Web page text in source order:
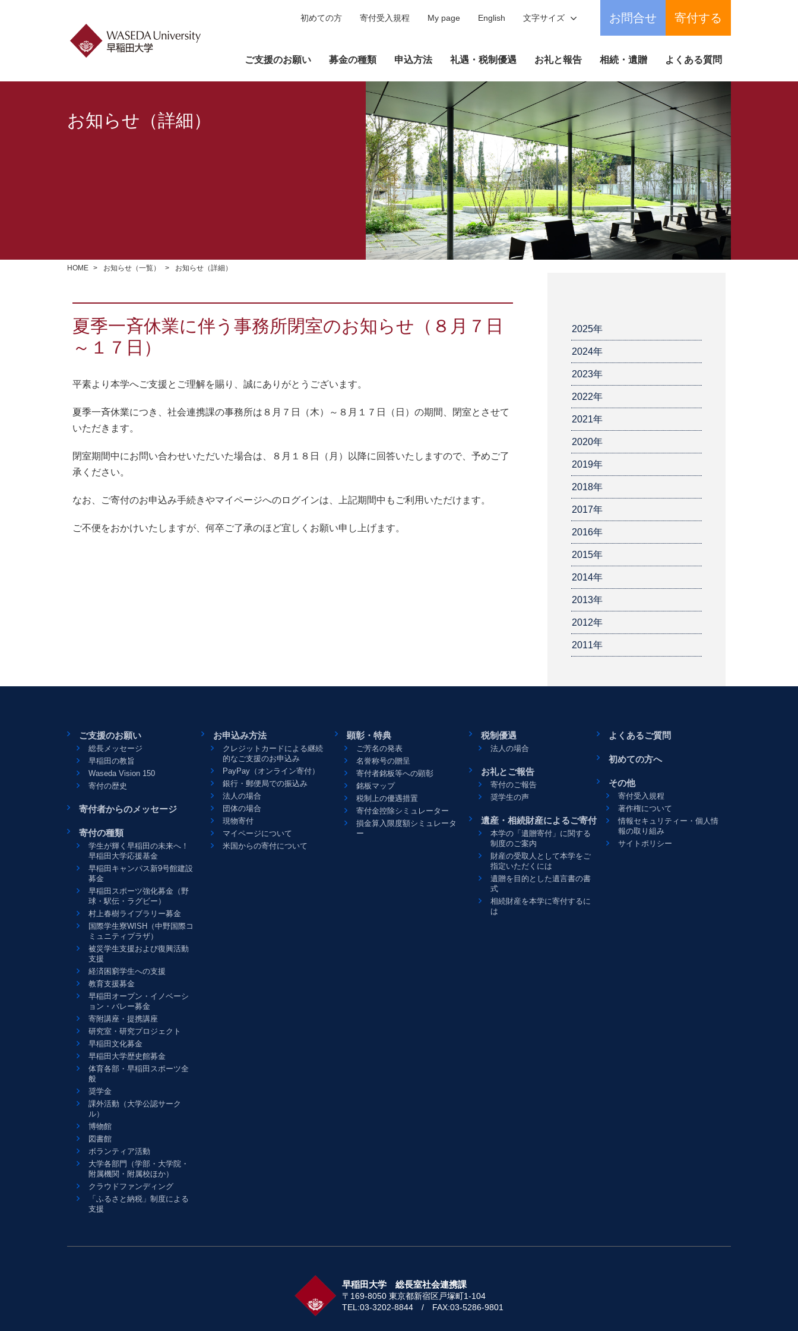
初めての方 寄付受入規程 My page English 文字サイズ お問合せ 寄付する
ご支援のお願い 募金の種類 申込方法 礼遇・税制優遇 お礼と報告 相続・遺贈 よくある質問
お知らせ（詳細）
HOME お知らせ（一覧） お知らせ（詳細）
夏季一斉休業に伴う事務所閉室のお知らせ（８月７日
～１７日）
平素より本学へご支援とご理解を賜り、誠にありがとうございます。
夏季一斉休業につき、社会連携課の事務所は８月７日（木）～８月１７日（日）の期間、閉室とさせて
いただきます。
閉室期間中にお問い合わせいただいた場合は、８月１８日（月）以降に回答いたしますので、予めご了
承ください。
なお、ご寄付のお申込み手続きやマイページへのログインは、上記期間中もご利用いただけます。
ご不便をおかけいたしますが、何卒ご了承のほど宜しくお願い申し上げます。
2025年
2024年
2023年
2022年
2021年
2020年
2019年
2018年
2017年
2016年
2015年
2014年
2013年
2012年
2011年
ご支援のお願い
総長メッセージ
早稲田の教旨
Waseda Vision 150
寄付の歴史
寄付者からのメッセージ
寄付の種類
学生が輝く早稲田の未来へ！
早稲田大学応援基金
早稲田キャンパス新9号館建設
募金
早稲田スポーツ強化募金（野
球・駅伝・ラグビー）
村上春樹ライブラリー募金
国際学生寮WISH（中野国際コ
ミュニティプラザ）
被災学生支援および復興活動
支援
経済困窮学生への支援
教育支援募金
早稲田オープン・イノベーシ
ョン・バレー募金
寄附講座・提携講座
研究室・研究プロジェクト
早稲田文化募金
早稲田大学歴史館募金
体育各部・早稲田スポーツ全
般
奨学金
課外活動（大学公認サーク
ル）
博物館
図書館
ボランティア活動
大学各部門（学部・大学院・
附属機関・附属校ほか）
クラウドファンディング
「ふるさと納税」制度による
支援
お申込み方法
クレジットカードによる継続
的なご支援のお申込み
PayPay（オンライン寄付）
銀行・郵便局での振込み
法人の場合
団体の場合
現物寄付
マイページについて
米国からの寄付について
顕彰・特典
ご芳名の発表
名誉称号の贈呈
寄付者銘板等への顕彰
銘板マップ
税制上の優遇措置
寄付金控除シミュレーター
損金算入限度額シミュレータ
ー
税制優遇
法人の場合
お礼とご報告
寄付のご報告
奨学生の声
遺産・相続財産によるご寄付
本学の「遺贈寄付」に関する
制度のご案内
財産の受取人として本学をご
指定いただくには
遺贈を目的とした遺言書の書
式
相続財産を本学に寄付するに
は
よくあるご質問
初めての方へ
その他
寄付受入規程
著作権について
情報セキュリティー・個人情
報の取り組み
サイトポリシー
早稲田大学 総長室社会連携課
〒169-8050 東京都新宿区戸塚町1-104
TEL:03-3202-8844 / FAX:03-5286-9801